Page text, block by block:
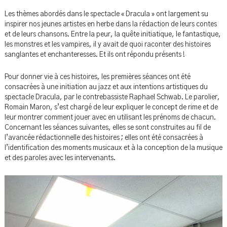
Les thèmes abordés dans le spectacle « Dracula » ont largement su
inspirer nos jeunes artistes en herbe dans la rédaction de leurs contes
et de leurs chansons. Entre la peur, la quête initiatique, le fantastique,
les monstres et les vampires, il y avait de quoi raconter des histoires
sanglantes et enchanteresses. Et ils ont répondu présents !
Pour donner vie à ces histoires, les premières séances ont été
consacrées à une initiation au jazz et aux intentions artistiques du
spectacle Dracula, par le contrebassiste Raphael Schwab. Le parolier,
Romain Maron, s’est chargé de leur expliquer le concept de rime et de
leur montrer comment jouer avec en utilisant les prénoms de chacun.
Concernant les séances suivantes, elles se sont construites au fil de
l’avancée rédactionnelle des histoires ; elles ont été consacrées à
l’identification des moments musicaux et à la conception de la musique
et des paroles avec les intervenants.